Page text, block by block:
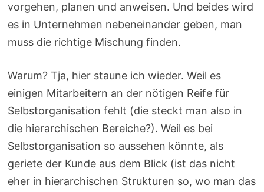
vorgehen, planen und anweisen. Und beides wird
es in Unternehmen nebeneinander geben, man
muss die richtige Mischung finden.
Warum? Tja, hier staune ich wieder. Weil es
einigen Mitarbeitern an der nötigen Reife für
Selbstorganisation fehlt (die steckt man also in
die hierarchischen Bereiche?). Weil es bei
Selbstorganisation so aussehen könnte, als
geriete der Kunde aus dem Blick (ist das nicht
eher in hierarchischen Strukturen so, wo man das